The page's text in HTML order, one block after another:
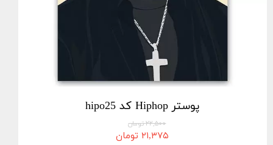
پوستر Hiphop کد hipo25
۲۲,۵۰۰ تومان
۲۱,۳۷۵ تومان